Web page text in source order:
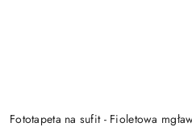
Fototapeta na sufit - Fioletowa